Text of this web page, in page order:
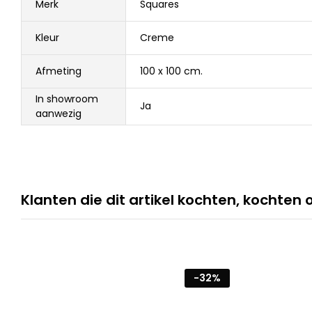
Merk Squares
Kleur Creme
Afmeting
100 x 100 cm.
In showroom
aanwezig
Ja
Klanten die dit artikel kochten, kochten
-32%